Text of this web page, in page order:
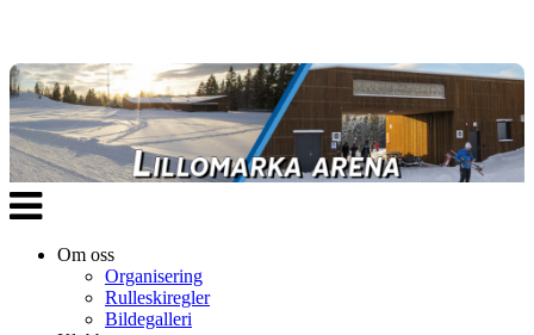
Veksle
navigasjon
Om oss
Organisering
Rulleskiregler
Bildegalleri